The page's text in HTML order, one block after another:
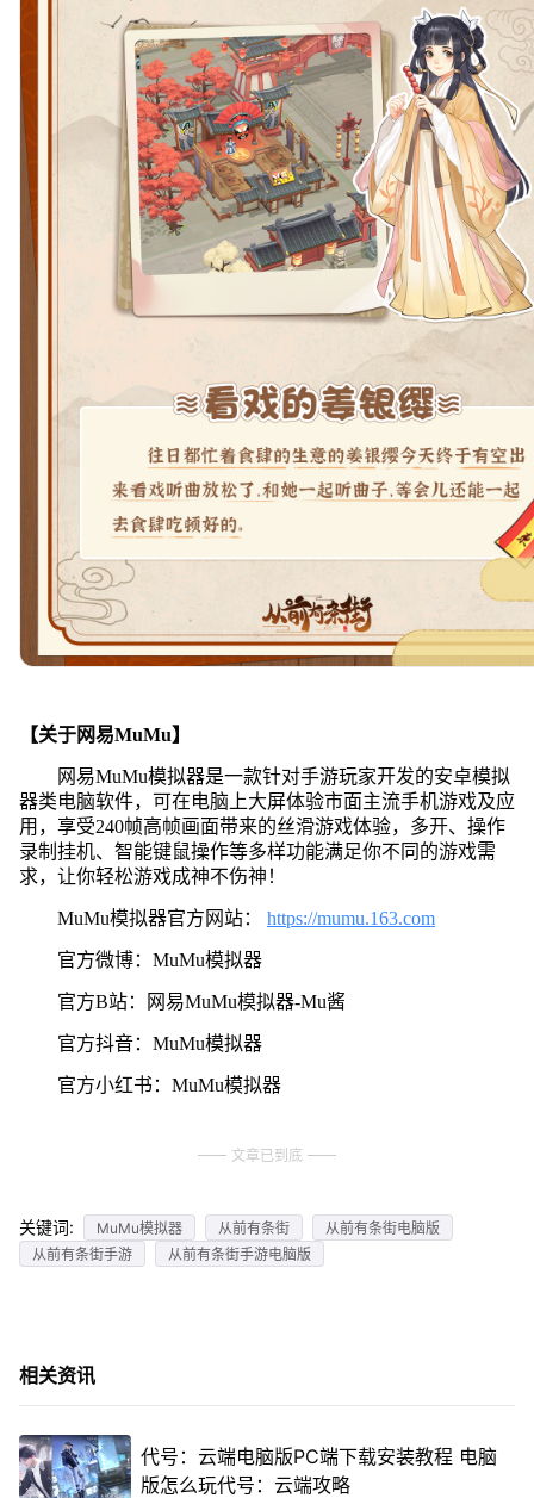
【关于网易MuMu】
网易MuMu模拟器是一款针对手游玩家开发的安卓模拟
器类电脑软件，可在电脑上大屏体验市面主流手机游戏及应
用，享受240帧高帧画面带来的丝滑游戏体验，多开、操作
录制挂机、智能键鼠操作等多样功能满足你不同的游戏需
求，让你轻松游戏成神不伤神！
MuMu模拟器官方网站： https://mumu.163.com
官方微博：MuMu模拟器
官方B站：网易MuMu模拟器-Mu酱
官方抖音：MuMu模拟器
官方小红书：MuMu模拟器
文章已到底
关键词: MuMu模拟器 从前有条街
从前有条街电脑版
从前有条街手游
从前有条街手游电脑版
相关资讯
代号：云端电脑版PC端下载安装教程 电脑
版怎么玩代号：云端攻略